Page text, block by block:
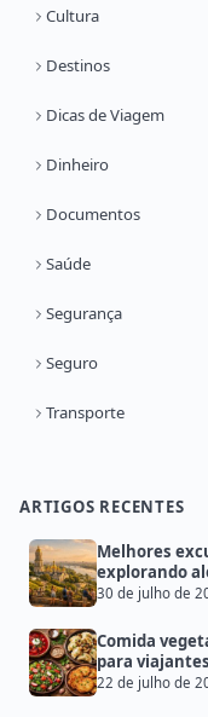
Cultura
Destinos
Dicas de Viagem
Dinheiro
Documentos
Saúde
Segurança
Seguro
Transporte
ARTIGOS RECENTES
Melhores
explorando
30 de julho de
Comida
para viajantes
22 de julho de